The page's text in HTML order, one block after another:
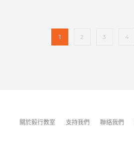
1 2 3 4
關於毅行教室 支持我們 聯絡我們